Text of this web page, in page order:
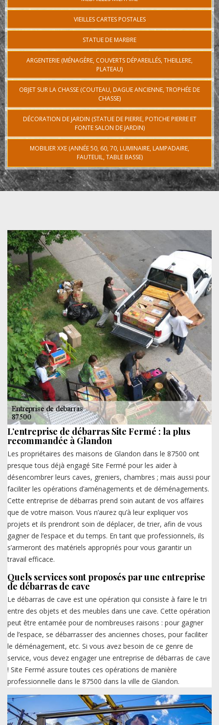
VIEILLES CARTES POSTALES
STATUE DE MARBRE
ARGENTERIE (MÉNAGÈRE, COUVERTS DÉPAREILLÉS, THEILLERE,
PLATEAU)
OBJET SUR LA CHASSE (COUTEAU, DAGUE ANCIENNE, TROPHÉE DE
CHASSE)
DÉCORATION DE JARDIN (STATUE DE PIERRE, POTICHE PIERRE ET
FONTE SALON DE JARDIN)
MOBILIER XXE (ANNÉE 50, 60, 70, LUMINAIRE, LAMPADAIRE,
FAUTEUIL, TABLE BASSE)
L’entreprise de débarras Site Fermé : la plus
recommandée à Glandon
Les propriétaires des maisons de Glandon dans le 87500 ont
presque tous déjà engagé Site Fermé pour les aider à
désencombrer leurs caves, greniers, chambres ; mais aussi pour
faciliter les opérations d’aménagements et de déménagements.
Cette entreprise de débarras prend soin autant de vos affaires
que de votre maison. Vous n’aurez qu’à leur expliquer vos
projets et ils prendront soin de déplacer, de trier, afin de vous
gagner de l’espace et du temps. En tant que professionnels, ils
s’armeront des matériels appropriés pour vous garantir un
travail efficace.
Quels services sont proposés par une entreprise
de débarras de cave
Le débarras de cave est une opération qui consiste à faire le tri
entre des objets et des meubles dans une cave. Cette opération
peut être entamée pour de nombreuses raisons : pour gagner
de l’espace, se débarrasser des anciennes choses, pour faciliter
le déménagement, etc. Si vous avez besoin de ce genre de
service, vous devez engager une entreprise de débarras de cave
! Site Fermé assure toutes ces opérations de manière
professionnelle dans le 87500 dans la ville de Glandon.